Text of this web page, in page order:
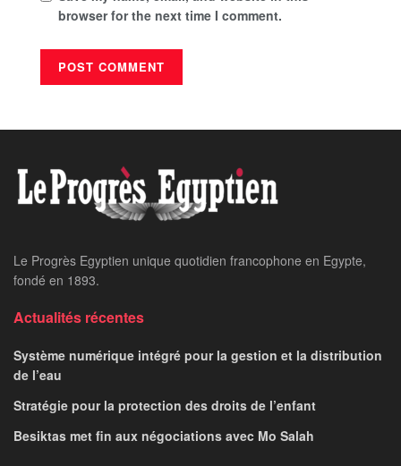
browser for the next time I comment.
Le Progrès Egyptien unique quotidien francophone en Egypte,
fondé en 1893.
Actualités récentes
Système numérique intégré pour la gestion et la distribution
de l’eau
Stratégie pour la protection des droits de l’enfant
Besiktas met fin aux négociations avec Mo Salah